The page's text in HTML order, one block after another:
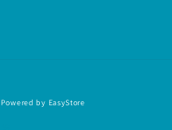
by EasyStore